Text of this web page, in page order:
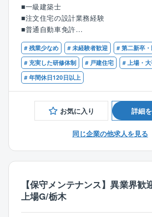
「管理業務主任者」資格を取得すると、
増額されます。
専門の外部講師と提携しており、試験半
演習、講座、模擬試験などを受けられ
【同社の強み】
〇東証スタンダード上場ナイスグループ
伝統と68,000戸以上の管理実績から培
独自の優れたノウハウがあります。
〇小/中規模クラス～大規模クラスまで
のメンテナンス担当者が漏水等の設備ト
模修繕の施工元請も行なっています。
宅のプランの企画/製図、敷地調査、各種
お任せします。
「百邸百様」の住まいづくり。お客様と
合い、お客様の生活スタイルやイメージ
え、アイデアを練り、カタチにします。
一条工務店の設計職が担当する案件は、
ほど。
5～6回の打合せを重ね、2ヶ月程かけて
ていくので、お客様がとても身近に感
ランの企画/製図、敷地調査、建築確認
注文住宅の為、定型的なパターンはござ
お客様と何度も打合せを繰り返す中から
えている漠然としたイメージをカタチに
■一級建築士
■注文住宅の設計業務経験
■普通自動車免許
# 残業少なめ # 未経験者歓迎
# 第二新卒
# 充実した研修体制
# 戸建住宅
# 上場・
# 年間休日120日以上
お気に入り 詳細
同じ企業の他求人を見る
【保守メンテナンス】異業界歓
上場G/栃木